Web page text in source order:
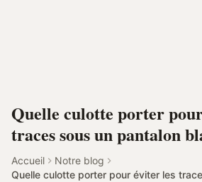
Quelle culotte porter
traces sous un pantalon
Accueil
Notre blog